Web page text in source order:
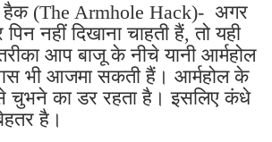
हैक (The Armhole Hack)- अगर
नहीं दिखाना चाहती हैं, तो यही
आप बाजू के नीचे यानी आर्महोल
भी आजमा सकती हैं। आर्महोल के
चुभने का डर रहता है। इसलिए कंधे
है।